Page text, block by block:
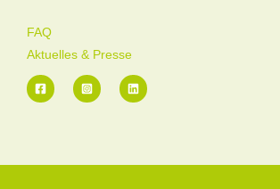
FAQ
Aktuelles & Presse